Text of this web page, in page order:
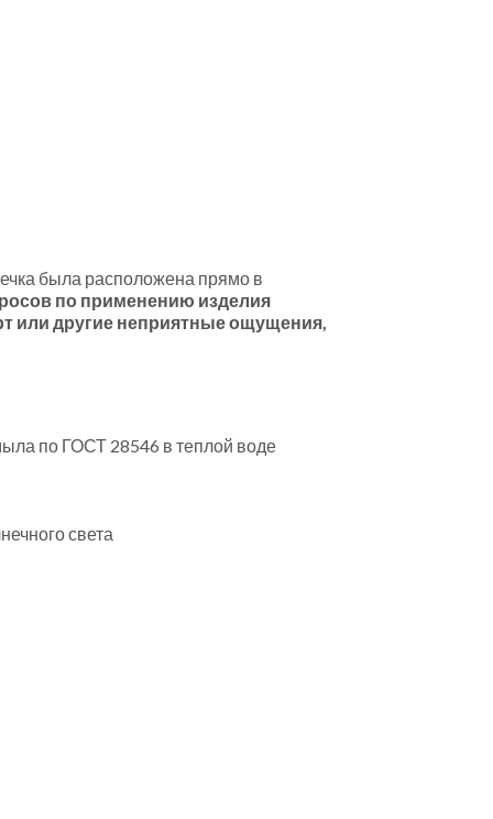
была расположена прямо в
по применению изделия
или другие неприятные ощущения,
по ГОСТ 28546 в теплой воде
света